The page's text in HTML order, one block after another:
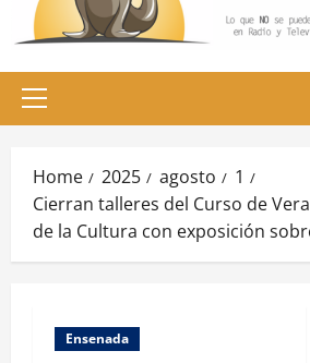
Primary
Home 2025 agosto
1
Cierran talleres del Curso de
de la Cultura con exposición
Ensenada